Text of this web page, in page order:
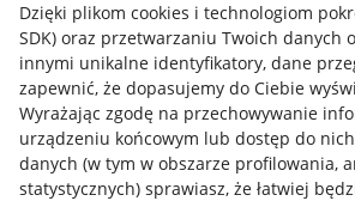
Dzięki plikom cookies i technologiom
SDK) oraz przetwarzaniu Twoich danych
innymi unikalne identyfikatory, dane
zapewnić, że dopasujemy do Ciebie
Wyrażając zgodę na przechowywanie
urządzeniu końcowym lub dostęp do
danych (w tym w obszarze profilowania,
statystycznych) sprawiasz, że łatwiej